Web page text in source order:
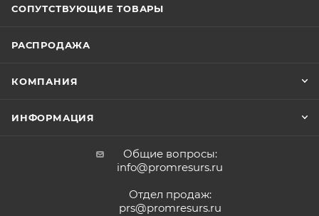
СОПУТСТВУЮЩИЕ ТОВАРЫ
РАСПРОДАЖА
КОМПАНИЯ
ИНФОРМАЦИЯ
Общие вопросы:
info@promresurs.ru
Отдел продаж:
prs@promresurs.ru